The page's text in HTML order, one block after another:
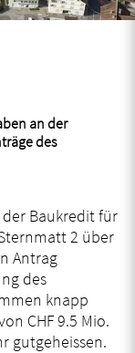
an der
des
Baukredit für
2 über
Antrag
des
knapp
CHF 9.5 Mio.
gutgeheissen.